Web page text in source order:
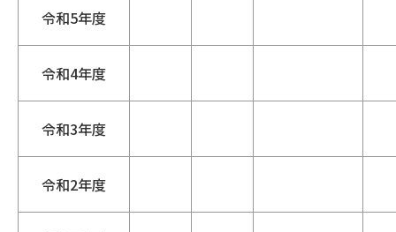
令和5年度
令和4年度
令和3年度
令和2年度